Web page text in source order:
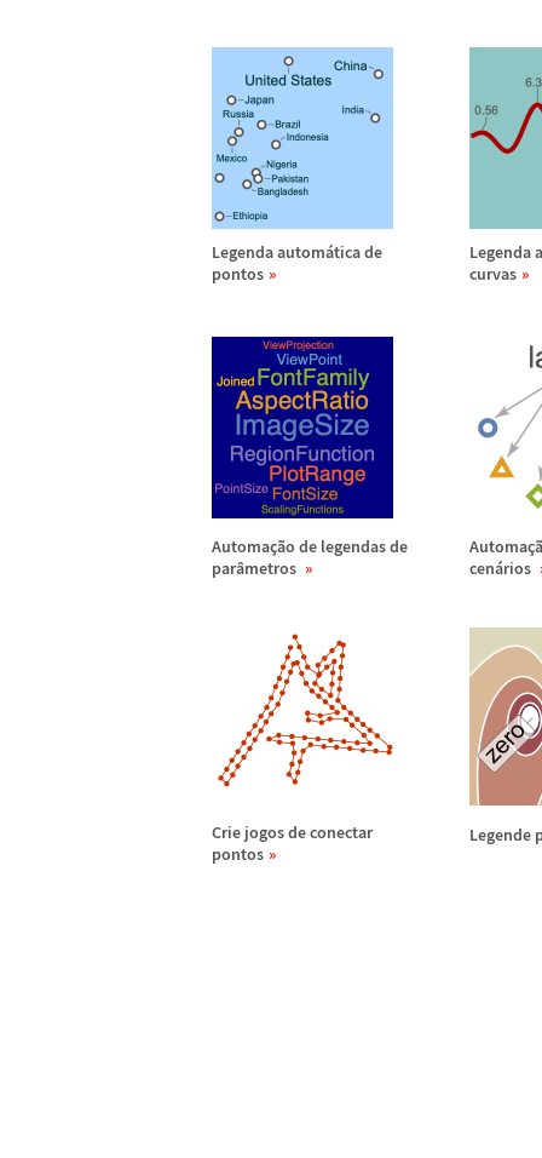
Legenda automática de
pontos
Legenda
curvas
Automação de legendas de
parâmetros
Automaçã
cenários
Crie jogos de conectar
pontos
Legende